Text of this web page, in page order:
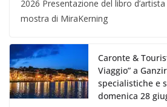
2026 Presentazione del libro
mostra di MiraKerning
Caronte &
Viaggio” a
specialistiche e
domenica 28